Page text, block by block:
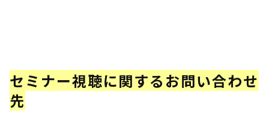
セミナー視聴に関するお問い合わせ
先